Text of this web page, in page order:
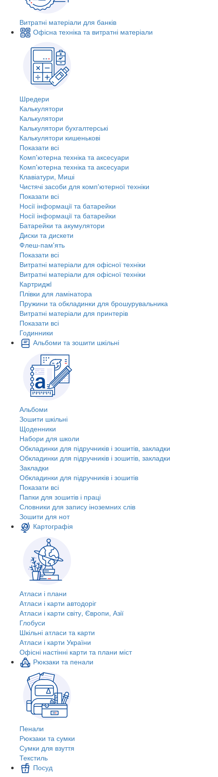
Витратні матеріали для банків
Офісна техніка та витратні матеріали
Шредери
Калькулятори
Калькулятори
Калькулятори бухгалтерські
Калькулятори кишенькові
Показати всі
Комп'ютерна техніка та аксесуари
Комп'ютерна техніка та аксесуари
Клавіатури, Миші
Чистячі засоби для комп'ютерної техніки
Показати всі
Носії інформації та батарейки
Носії інформації та батарейки
Батарейки та акумулятори
Диски та дискети
Флеш-пам'ять
Показати всі
Витратні матеріали для офісної техніки
Витратні матеріали для офісної техніки
Картриджi
Плівки для ламінатора
Пружини та обкладинки для брошурувальника
Витратні матеріали для принтерів
Показати всі
Годинники
Альбоми та зошити шкільні
Альбоми
Зошити шкільні
Щоденники
Набори для школи
Обкладинки для підручників і зошитів, закладки
Обкладинки для підручників і зошитів, закладки
Закладки
Обкладинки для підручників і зошитів
Показати всі
Папки для зошитів і праці
Словники для запису іноземних слів
Зошити для нот
Картографія
Атласи і плани
Атласи і карти автодоріг
Атласи і карти світу, Європи, Азії
Глобуси
Шкільні атласи та карти
Атласи і карти України
Офісні настінні карти та плани міст
Рюкзаки та пенали
Пенали
Рюкзаки та сумки
Сумки для взуття
Текстиль
Посуд